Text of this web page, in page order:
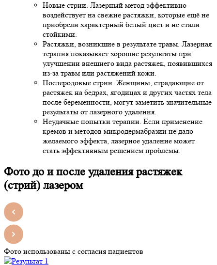
Новые стрии. Лазерный метод эффективно
воздействует на свежие растяжки, которые ещё не
приобрели характерный белый цвет и не стали
стойкими.
Растяжки, возникшие в результате травм. Лазерная
терапия показывает хорошие результаты при
улучшении внешнего вида растяжек, появившихся
из-за травм или растяжений кожи.
Послеродовые стрии. Женщины, страдающие от
растяжек на бедрах, ягодицах и других частях тела
после беременности, могут заметить значительные
результаты от лазерного удаления.
Неудачные попытки терапии. Если применение
кремов и методов микродермабразии не дало
желаемого эффекта, лазерное удаление может
стать эффективным решением проблемы.
Фото до и после удаления растяжек
(стрий) лазером
Фото использованы с согласия пациентов